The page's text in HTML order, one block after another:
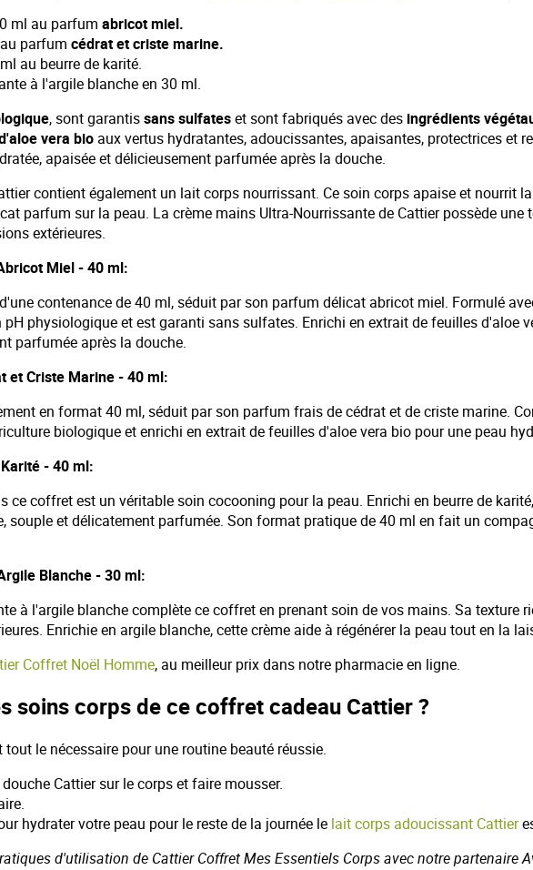
ml au parfum abricot miel.
parfum cédrat et criste marine.
au beurre de karité.
à l'argile blanche en 30 ml.
, sont garantissans sulfateset sont fabriqués avec des ingrédients
vera bio aux vertus hydratantes, adoucissantes, apaisantes, protectrices et
apaisée et délicieusement parfumée après la douche.
contient également un lait corps nourrissant. Ce soin corps apaise et nourrit
parfum sur la peau. La crème mains Ultra-Nourrissante de Cattier possède
extérieures.
Miel - 40 ml:
contenance de 40 ml, séduit par son parfum délicat abricot miel. Formulé
physiologique et est garanti sans sulfates. Enrichi en extrait de feuilles d'aloe
parfumée après la douche.
et Criste Marine - 40 ml:
en format 40 ml, séduit par son parfum frais de cédrat et de criste marine.
biologique et enrichi en extrait de feuilles d'aloe vera bio pour une peau
- 40 ml:
ce coffret est un véritable soin cocooning pour la peau. Enrichi en beurre de
souple et délicatement parfumée. Son format pratique de 40 ml en fait un
Blanche - 30 ml:
à l'argile blanche complète ce coffret en prenant soin de vos mains. Sa texture
Enrichie en argile blanche, cette crème aide à régénérer la peau tout en la
Coffret Noël Homme, au meilleur prix dans notre pharmacie en ligne.
soins corps de ce coffret cadeau Cattier ?
le nécessaire pour une routine beauté réussie.
Cattier sur le corps et faire mousser.
hydrater votre peau pour le reste de la journée le lait corps adoucissant Cattier
d'utilisation de Cattier Coffret Mes Essentiels Corps avec notre partenaire